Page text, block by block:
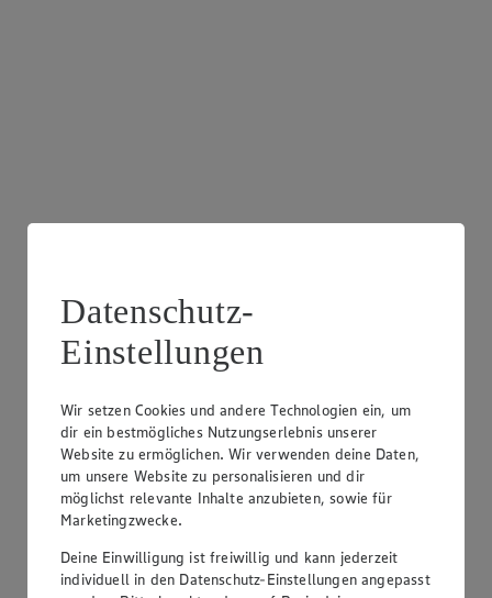
Backstation
In unserem Markt findest du täglich frische Backwaren für
jeden Geschmack zur Selbstbedienung.
Datenschutz-
Einstellungen
Wir setzen Cookies und andere Technologien ein, um
dir ein bestmögliches Nutzungserlebnis unserer
Website zu ermöglichen. Wir verwenden deine Daten,
um unsere Website zu personalisieren und dir
möglichst relevante Inhalte anzubieten, sowie für
Marketingzwecke.
Deine Einwilligung ist freiwillig und kann jederzeit
individuell in den Datenschutz-Einstellungen angepasst